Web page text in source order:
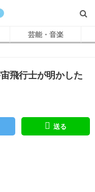
芸能・音楽
飛行士が明かした
送る